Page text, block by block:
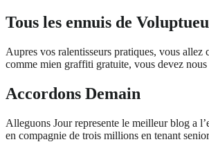
Tous les ennuis de
Aupres vos ralentisseurs pratiques, vous
comme mien graffiti gratuite, vous devez
Accordons Demain
Alleguons Jour represente le meilleur blog a
en compagnie de trois millions en tenant